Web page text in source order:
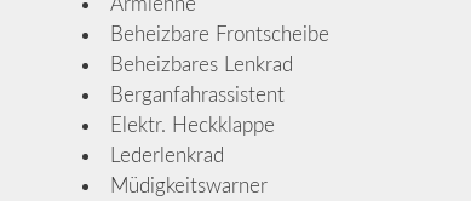
Beheizbare Frontscheibe
Beheizbares Lenkrad
Berganfahrassistent
Elektr. Heckklappe
Lederlenkrad
Müdigkeitswarner